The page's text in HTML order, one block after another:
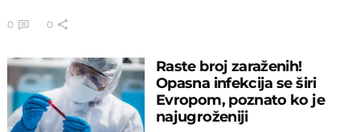
0 0
Raste broj zaraženih!
Opasna infekcija se širi
Evropom, poznato ko je
najugroženiji